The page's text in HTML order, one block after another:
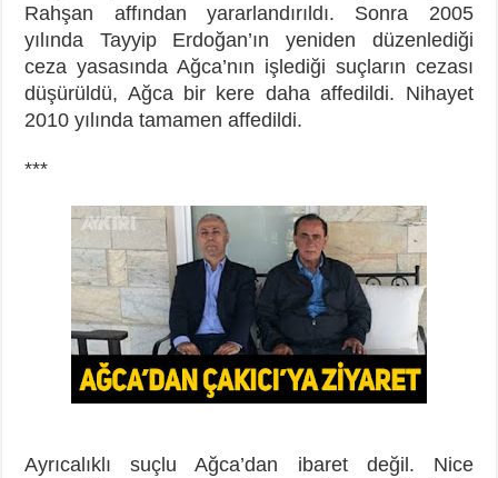
Rahşan affından yararlandırıldı. Sonra 2005
yılında Tayyip Erdoğan’ın yeniden düzenlediği
ceza yasasında Ağca’nın işlediği suçların cezası
düşürüldü, Ağca bir kere daha affedildi. Nihayet
2010 yılında tamamen affedildi.
***
Ayrıcalıklı suçlu Ağca’dan ibaret değil. Nice